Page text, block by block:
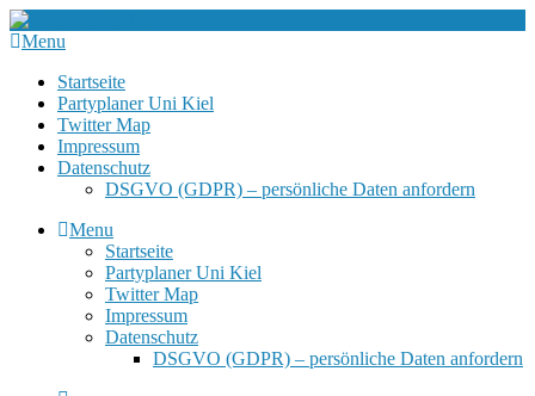
Menu
Startseite
Partyplaner Uni Kiel
Twitter Map
Impressum
Datenschutz
DSGVO (GDPR) – persönliche Daten anfordern
Menu
Startseite
Partyplaner Uni Kiel
Twitter Map
Impressum
Datenschutz
DSGVO (GDPR) – persönliche Daten anfordern